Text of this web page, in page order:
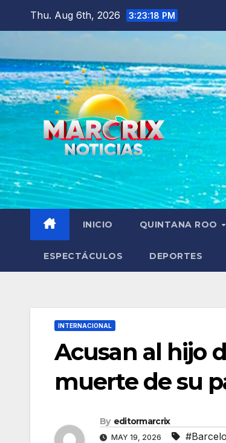
Thu. Aug 6th, 2026 3:23:20 PM
INICIO QUINTANA ROO
ESPECTÁCULOS DEPORTES
INTERNACIONAL
Acusan al hijo
muerte de su
By editormarcrix
MAY 19, 2026